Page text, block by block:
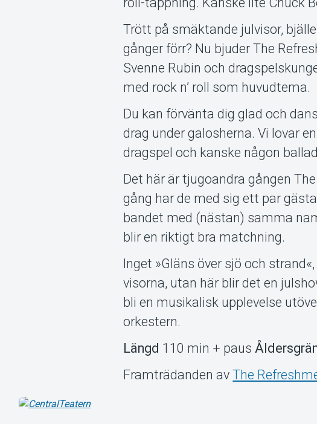
Trött på smäktande julvisor,
gånger förr? Nu bjuder The
Svenne Rubin och
med rock n’ roll som huvudtema.
Du kan förvänta dig glad och
drag under galosherna. Vi lovar
dragspel och kanske någon
Det här är tjugoandra gången
gång har de med sig ett par
bandet med (nästan) samma
blir en riktigt bra matchning.
Inget »Gläns över sjö och
visorna, utan här blir det en
bli en musikalisk upplevelse
orkestern.
Längd 110 min + paus
Framträdanden av The